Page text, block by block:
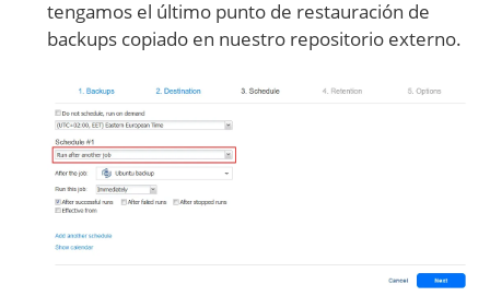
tengamos el último punto de restauración de
backups copiado en nuestro repositorio externo.